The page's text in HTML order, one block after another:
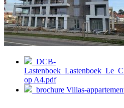
DCB-
op A4.pdf
brochure Villas-